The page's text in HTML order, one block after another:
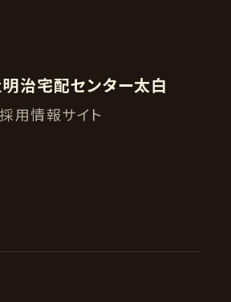
治宅配センター太白
採用情報サイト